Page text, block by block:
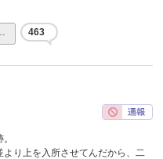
463
り上を入所させてんだから、二